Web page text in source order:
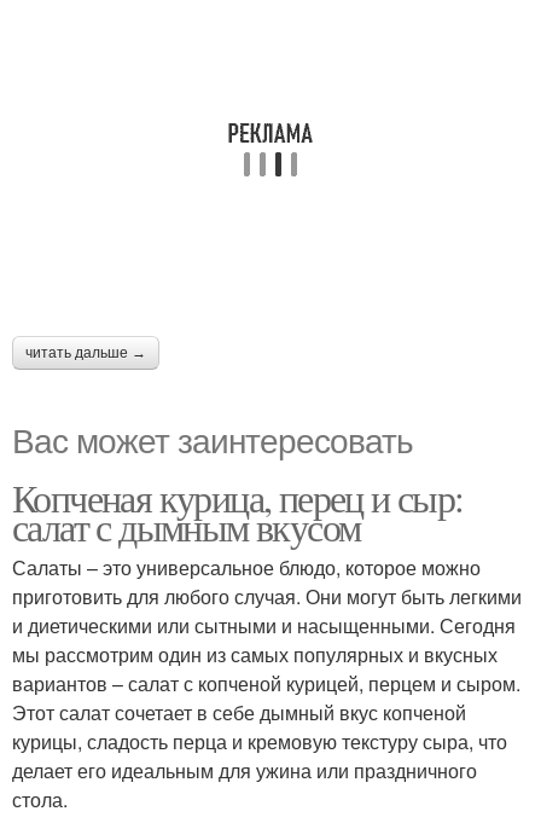
читать дальше →
Вас может заинтересовать
Копченая курица, перец и сыр:
салат с дымным вкусом
Салаты – это универсальное блюдо, которое можно
приготовить для любого случая. Они могут быть легкими
и диетическими или сытными и насыщенными. Сегодня
мы рассмотрим один из самых популярных и вкусных
вариантов – салат с копченой курицей, перцем и сыром.
Этот салат сочетает в себе дымный вкус копченой
курицы, сладость перца и кремовую текстуру сыра, что
делает его идеальным для ужина или праздничного
стола.